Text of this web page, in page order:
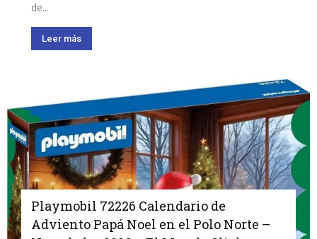
de...
Leer más
Playmobil 72226 Calendario de
Adviento Papá Noel en el Polo Norte –